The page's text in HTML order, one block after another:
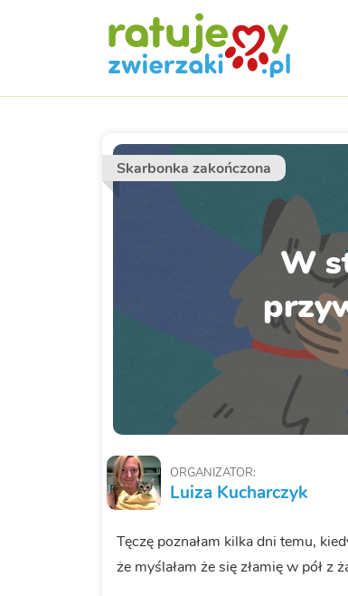
Skarbonka zakończona
W
ORGANIZATOR:
Luiza Kucharczyk
Tęczę poznałam kilka dni temu,
że myślałam że się złamię w pół z